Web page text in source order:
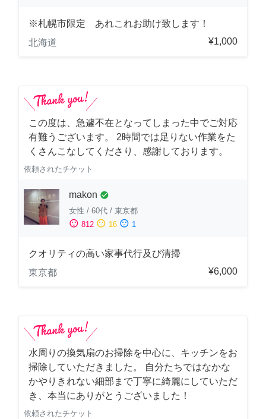
※札幌市限定 あれこれお助け致します！
北海道
¥1,000
この度は、急遽不在となってしまった中でご対応
有難うございます。 2時間では足りない作業をた
くさんこなしてくださり、感謝しております。
依頼されたチケット
makon check_circle
女性 / 60代 / 東京都
sentiment_satisfied 812 sentiment_neutral 16 sentiment_dissatisfied 1
クオリティの高い家事代行及び清掃
東京都
¥6,000
水周りの換気扇のお掃除を中心に、キッチンをお
掃除していただきました。 自分たちではなかな
かやりきれない細部まで丁寧に綺麗にしていただ
き、本当にありがとうございました！
依頼されたチケット